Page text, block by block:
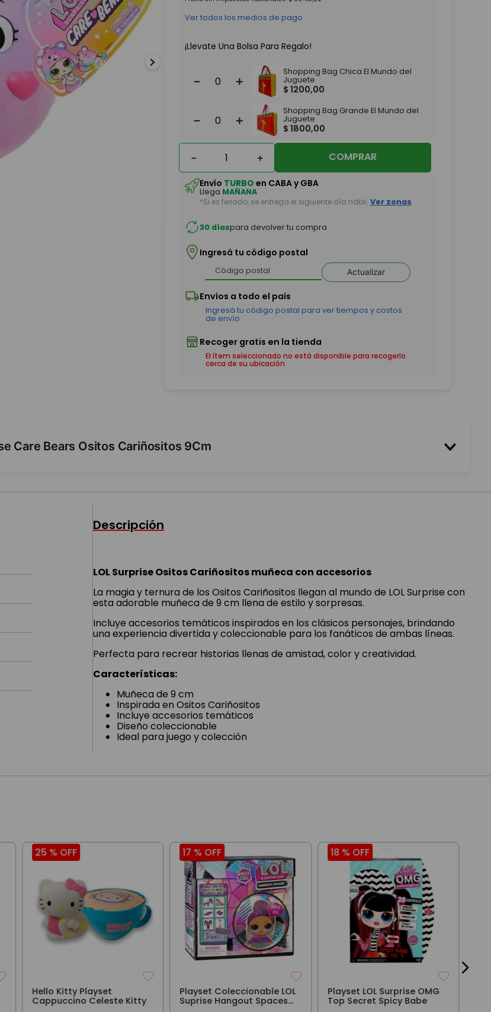
Ver todos los medios de pago
¡Llevate Una Bolsa Para Regalo!
＋
－
Shopping Bag Chica El Mundo del
Juguete
$ 1200,00
＋
－
Shopping Bag Grande El Mundo del
Juguete
$ 1800,00
＋
－ COMPRAR
Envío TURBO en CABA y GBA
Llega MAÑANA
*Si es feriado, se entrega el siguiente día hábil. Ver zonas
30 díaspara devolver tu compra
Ingresá tu código postal
Actualizar
El ítem seleccionado no está disponible para recogerlo
cerca de su ubicación
Care Bears Ositos Cariñositos 9Cm
Descripción
LOL Surprise Ositos Cariñositos muñeca con accesorios
La magia y ternura de los Ositos Cariñositos llegan al mundo de LOL Surprise con
esta adorable muñeca de 9 cm llena de estilo y sorpresas.
Incluye accesorios temáticos inspirados en los clásicos personajes, brindando
una experiencia divertida y coleccionable para los fanáticos de ambas líneas.
Perfecta para recrear historias llenas de amistad, color y creatividad.
Características:
Muñeca de 9 cm
Inspirada en Ositos Cariñositos
Incluye accesorios temáticos
Diseño coleccionable
Ideal para juego y colección
25 % OFF
Hello Kitty Playset
Cappuccino Celeste Kitty
17 % OFF
Playset Coleccionable LOL
Suprise Hangout Spaces
18 % OFF
Playset LOL Surprise OMG
Top Secret Spicy Babe